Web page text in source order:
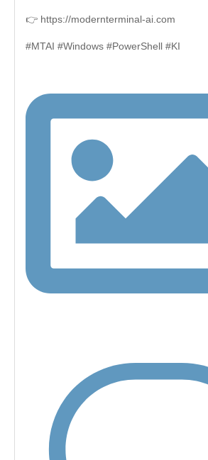
👉 https://modernterminal-ai.com
#MTAI #Windows #PowerShell #KI